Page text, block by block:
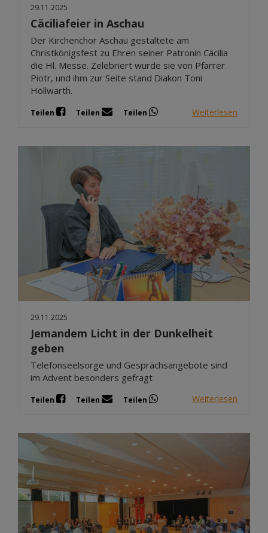
29.11.2025
Cäciliafeier in Aschau
Der Kirchenchor Aschau gestaltete am
Christkönigsfest zu Ehren seiner Patronin Cäcilia
die Hl. Messe. Zelebriert wurde sie von Pfarrer
Piotr, und ihm zur Seite stand Diakon Toni
Höllwarth.
Teilen Teilen Teilen Weiterlesen
29.11.2025
Jemandem Licht in der Dunkelheit
geben
Telefonseelsorge und Gesprächsangebote sind
im Advent besonders gefragt
Teilen Teilen Teilen Weiterlesen